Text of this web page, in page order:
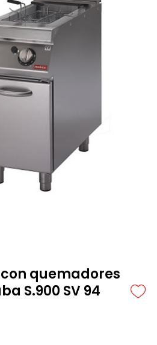
quemadores
S.900 SV 94